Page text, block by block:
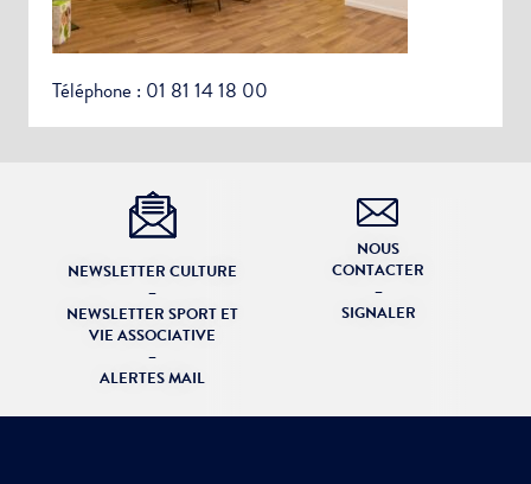
Téléphone : 01 81 14 18 00
NEWSLETTER CULTURE
–
NEWSLETTER SPORT ET
VIE ASSOCIATIVE
–
ALERTES MAIL
NOUS
CONTACTER
–
SIGNALER